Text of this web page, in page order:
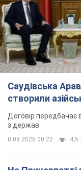
Договір передбачає
з держав
8.08.2026 00:22 4,5
На Прикарпатті
спеки пройшла
дороги
Відео
курортний Буковель